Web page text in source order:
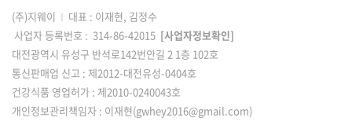
(주)지웨이 I 대표 : 이재현, 김정수
사업자 등록번호 : 314-86-42015 [사업자정보확인]
대전광역시 유성구 반석로142번안길 2 1층 102호
통신판매업 신고 : 제2012-대전유성-0404호
건강식품 영업허가 : 제2010-0240043호
개인정보관리책임자 : 이재현(gwhey2016@gmail.com)